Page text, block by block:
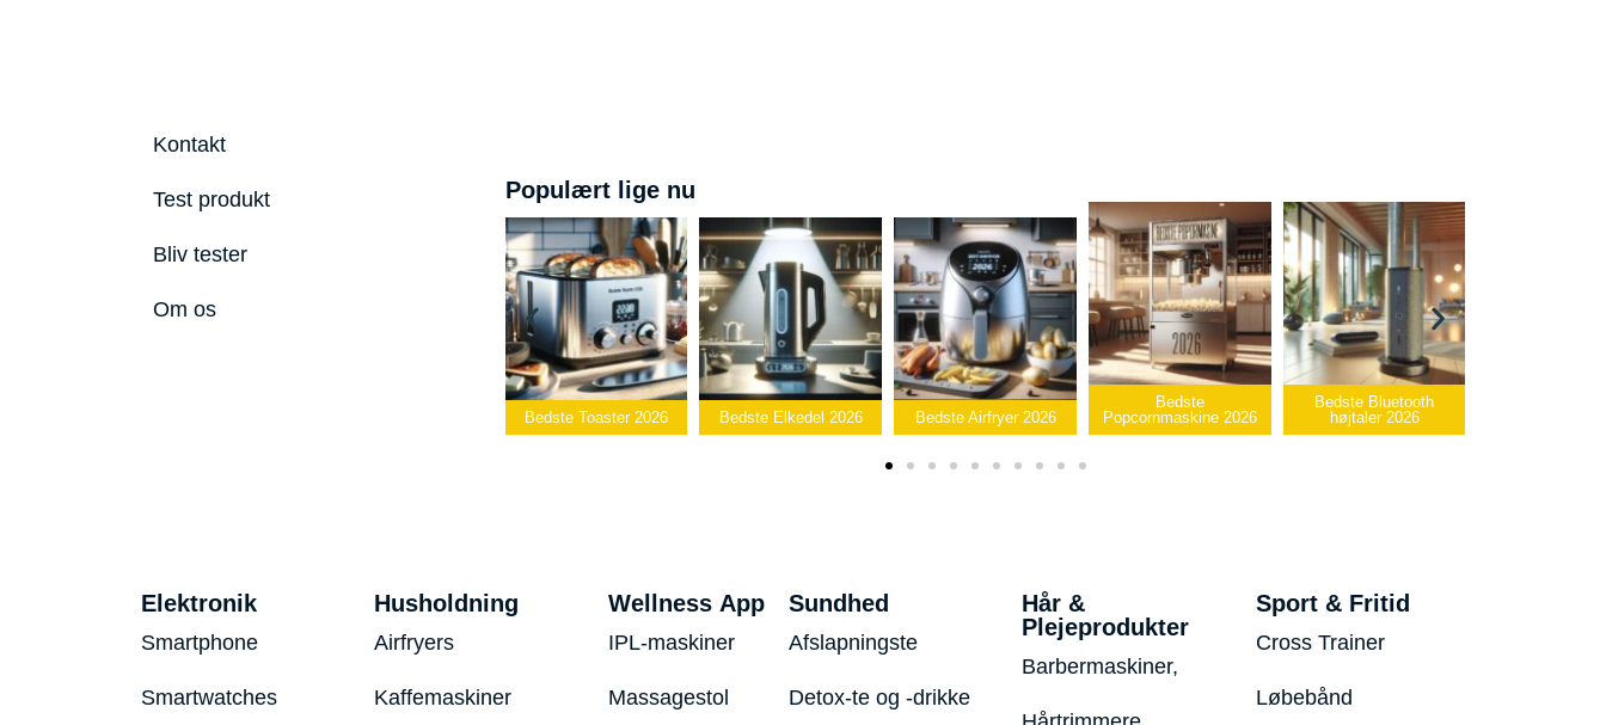
Kontakt
Test produkt
Bliv tester
Om os
Populært lige nu
Bedste Elkedel 2026 Bedste Airfryer 2026
Bedste
Popcornmaskine 2026
Bedste Bluetooth
højtaler 2026
Bedste infrarøde
varmepude 2026
Elektronik
Smartphone
Smartwatches
Husholdning
Airfryers
Kaffemaskiner
Wellness App
IPL-maskiner
Massagestol
Sundhed
Afslapningste
Detox-te og -drikke
Hår &
Plejeprodukter
Barbermaskiner,
Sport & Fritid
Cross Trainer
Løbebånd